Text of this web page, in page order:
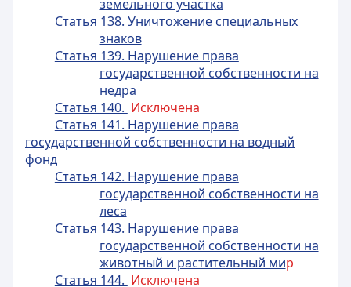
земельного участка
Статья 138. Уничтожение специальных
знаков
Статья 139. Нарушение права
государственной собственности на
недра
Статья 140. Исключена
Статья 141. Нарушение права
государственной собственности на водный
фонд
Статья 142. Нарушение права
государственной собственности на
леса
Статья 143. Нарушение права
государственной собственности на
животный и растительный мир
Статья 144. Исключена